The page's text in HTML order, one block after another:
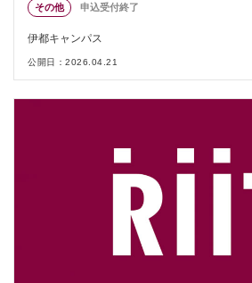
その他 申込受付終了
伊都キャンパス
公開日：2026.04.21